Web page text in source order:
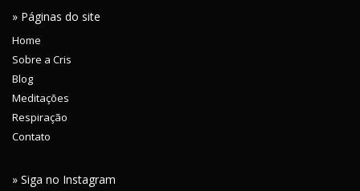
» Páginas do site
Home
Sobre a Cris
Blog
Meditações
Respiração
Contato
» Siga no Instagram